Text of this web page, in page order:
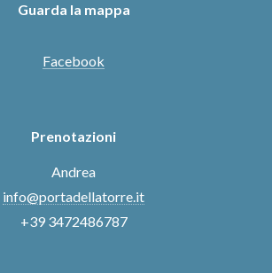
Guarda la mappa
Facebook
Prenotazioni
Andrea
info@portadellatorre.it
+39 3472486787